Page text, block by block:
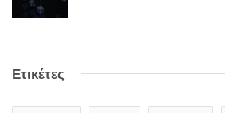
Ετικέτες